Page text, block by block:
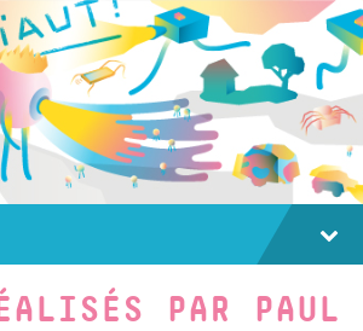
PAR PAUL